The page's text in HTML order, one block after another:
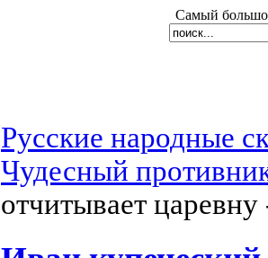
Самый
Русские народные
Чудесный
отчитывает